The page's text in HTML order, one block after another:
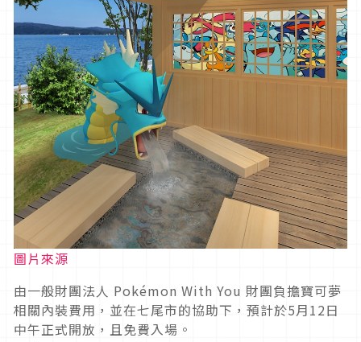
圖片來源
由一般財團法人 Pokémon With You 財團負擔寶可夢
相關內裝費用，並在七尾市的協助下，預計於5月12日
中午正式開放，且免費入場。